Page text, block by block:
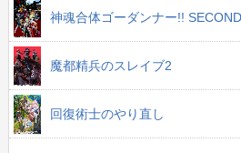
神魂合体ゴーダンナー!!
魔都精兵のスレイブ2
回復術士のやり直し